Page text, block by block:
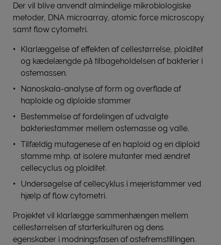
Der vil blive anvendt almindelige mikrobiologiske
metoder, DNA microarray, atomic force microscopy
samt flow cytometri.
Klarlæggelse af effekten af cellestørrelse, ploiditet
og kædelængde på tilbageholdelsen af bakterier i
ostemassen.
Nanoskala-analyse af form og overflade af
haploide og diploide stammer
Bestemmelse af fordelingen af udvalgte
bakteriestammer mellem ostemasse og valle.
Tilfældig mutagenese af en haploid og en diploid
stamme mhp. at isolere mutanter med ændret
cellecyclus og ploiditet.
Undersøgelse af cellecyklus i mejeristammer ved
hjælp af flow cytometri.
Projektet vil klarlægge sammenhængen mellem
cellestørrelsen af starterkulturen og dens
egenskaber i modningsfasen af ostefremstillingen.